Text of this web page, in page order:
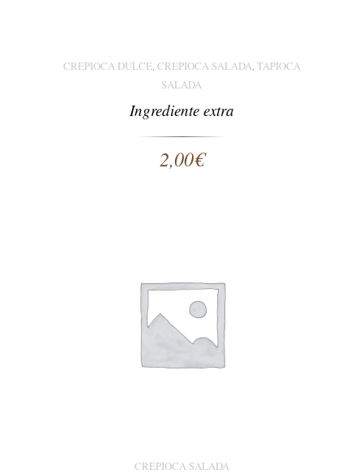
CREPIOCA DULCE, CREPIOCA SALADA, TAPIOCA
SALADA
Ingrediente extra
2,00€
CREPIOCA SALADA